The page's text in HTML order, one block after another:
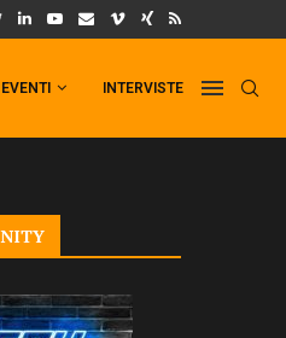
DI FIST OF THE NORTH STAR!
EVENTI INTERVISTE